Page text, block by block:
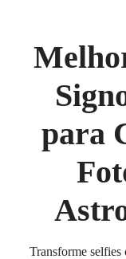
para
Transforme